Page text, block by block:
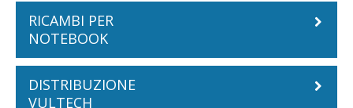
RICAMBI PER
NOTEBOOK
Batterie Notebook
DISTRIBUZIONE
VULTECH